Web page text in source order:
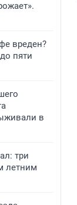
вреден?
пяти
в
три
летним